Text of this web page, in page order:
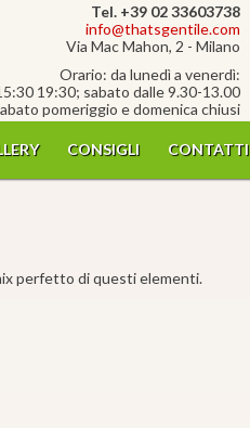
Tel. +39 02 33603738
info@thatsgentile.com
Via Mac Mahon, 2 - Milano
Orario: da lunedì a venerdì:
19:30; sabato dalle 9.30-13.00
pomeriggio e domenica chiusi
CONSIGLI CONTATTI
perfetto di questi elementi.